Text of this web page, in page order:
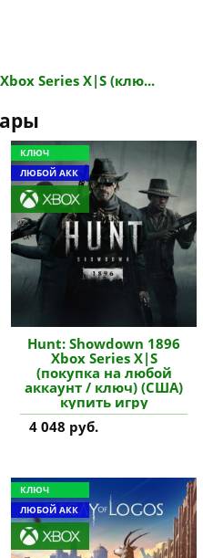
Series X|S (клю...
КЛЮЧ
ЛЮБОЙ АКК
Hunt: Showdown 1896
Xbox Series X|S
(покупка на любой
аккаунт / ключ) (США)
купить игру
4 048 руб.
КЛЮЧ
ЛЮБОЙ АКК